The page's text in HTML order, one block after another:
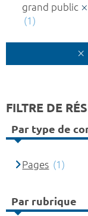
grand public
(1)
FILTRE DE
Par type de
Pages (1)
Par rubrique